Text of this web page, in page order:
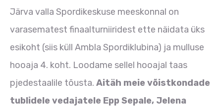
Järva valla Spordikeskuse meeskonnal on
varasematest finaalturniiridest ette näidata üks
esikoht (siis küll Ambla Spordiklubina) ja mulluse
hooaja 4. koht. Loodame sellel hooajal taas
pjedestaalile tõusta. Aitäh meie võistkondade
tublidele vedajatele Epp Sepale, Jelena